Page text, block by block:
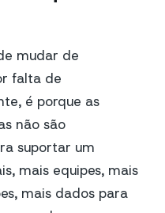
mudar de
falta de
é porque as
não são
suportar um
mais equipes, mais
mais dados para